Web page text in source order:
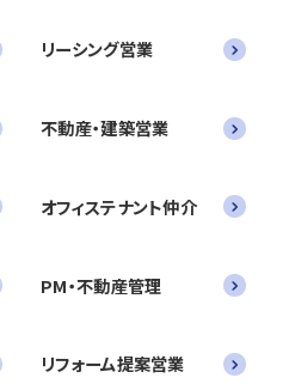
リーシング営業
不動産・建築営業
オフィステナント仲介
PM・不動産管理
リフォーム提案営業